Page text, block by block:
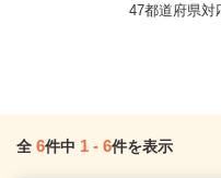
47都道府県対
全 6件中 1 - 6件を表示